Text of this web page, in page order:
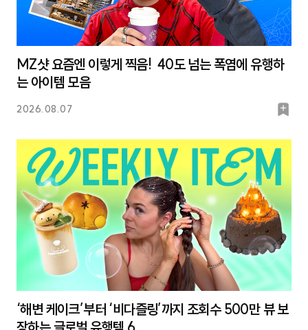
MZ샷 요즘엔 이렇게 찍음! 40도 넘는 폭염에 유행하
는 아이템 모음
2026.08.07
북
크
‘해변 케이크’부터 ‘비다즐링’까지 조회수 500만 뷰 보